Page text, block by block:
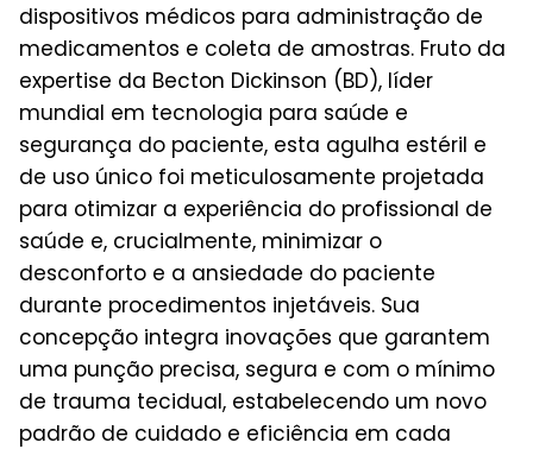
dispositivos médicos para administração de
medicamentos e coleta de amostras. Fruto da
expertise da Becton Dickinson (BD), líder
mundial em tecnologia para saúde e
segurança do paciente, esta agulha estéril e
de uso único foi meticulosamente projetada
para otimizar a experiência do profissional de
saúde e, crucialmente, minimizar o
desconforto e a ansiedade do paciente
durante procedimentos injetáveis. Sua
concepção integra inovações que garantem
uma punção precisa, segura e com o mínimo
de trauma tecidual, estabelecendo um novo
padrão de cuidado e eficiência em cada